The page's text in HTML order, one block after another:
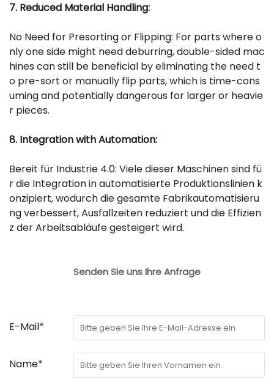
7. Reduced Material Handling:
No Need for Presorting or Flipping: For parts where o
nly one side might need deburring, double-sided mac
hines can still be beneficial by eliminating the need t
o pre-sort or manually flip parts, which is time-cons
uming and potentially dangerous for larger or heavie
r pieces.
8. Integration with Automation:
Bereit für Industrie 4.0: Viele dieser Maschinen sind fü
r die Integration in automatisierte Produktionslinien k
onzipiert, wodurch die gesamte Fabrikautomatisieru
ng verbessert, Ausfallzeiten reduziert und die Effizien
z der Arbeitsabläufe gesteigert wird.
Senden Sie uns Ihre Anfrage
E-Mail*
Name*